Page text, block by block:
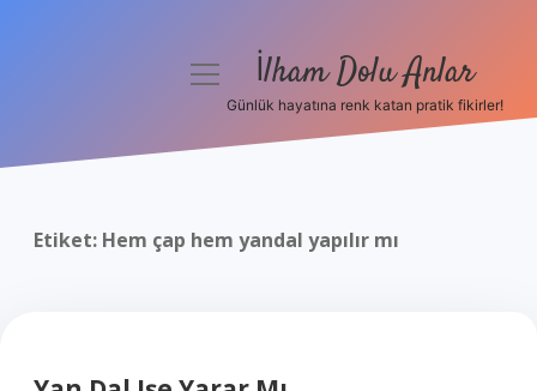
Yasal Uyarı
menüyü İlham Dolu Anlar
Günlük hayatına renk katan pratik fikirler!
Etiket: Hem çap hem yandal yapılır mı